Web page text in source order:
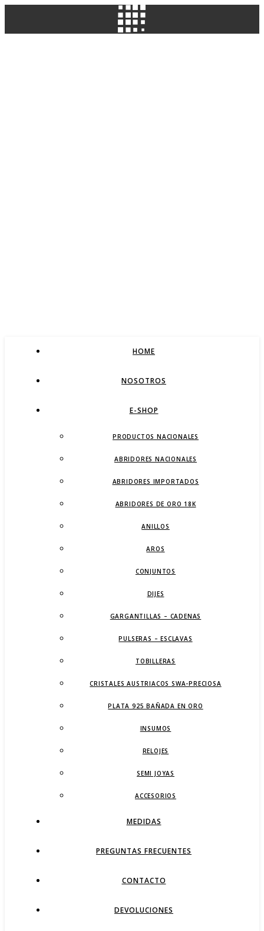
HOME
NOSOTROS
E-SHOP
PRODUCTOS NACIONALES
ABRIDORES NACIONALES
ABRIDORES IMPORTADOS
ABRIDORES DE ORO 18K
ANILLOS
AROS
CONJUNTOS
DIJES
GARGANTILLAS – CADENAS
PULSERAS – ESCLAVAS
TOBILLERAS
CRISTALES AUSTRIACOS SWA-PRECIOSA
PLATA 925 BAÑADA EN ORO
INSUMOS
RELOJES
SEMI JOYAS
ACCESORIOS
MEDIDAS
PREGUNTAS FRECUENTES
CONTACTO
DEVOLUCIONES